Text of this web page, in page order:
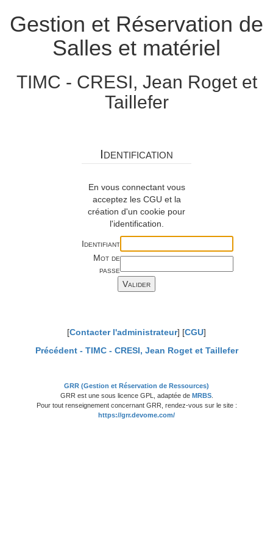
Gestion et Réservation de
Salles et matériel
TIMC - CRESI, Jean Roget et
Taillefer
Identification
En vous connectant vous
acceptez les CGU et la
création d'un cookie pour
l'identification.
Identifiant
Mot de
passe
[Contacter l'administrateur] [CGU]
Précédent - TIMC - CRESI, Jean Roget et Taillefer
GRR (Gestion et Réservation de Ressources)
GRR est une sous licence GPL, adaptée de MRBS.
Pour tout renseignement concernant GRR, rendez-vous sur le site :
https://grr.devome.com/